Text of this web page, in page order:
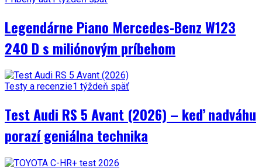
Legendárne Piano Mercedes-Benz W123
240 D s miliónovým príbehom
Testy a recenzie1 týždeň späť
Test Audi RS 5 Avant (2026) – keď nadváhu
porazí geniálna technika